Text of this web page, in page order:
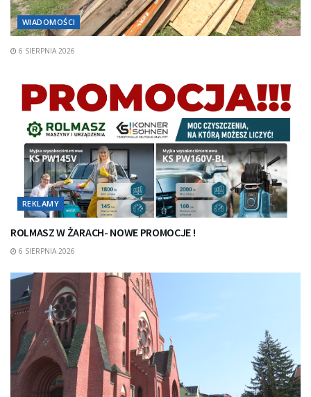
WIADOMOŚCI
6 SIERPNIA 2026
REKLAMY
ROLMASZ W ŻARACH- NOWE PROMOCJE !
6 SIERPNIA 2026